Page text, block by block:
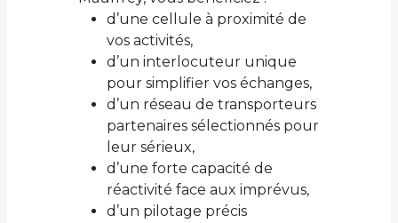
d’une cellule à proximité de
vos activités,
d’un interlocuteur unique
pour simplifier vos échanges,
d’un réseau de transporteurs
partenaires sélectionnés pour
leur sérieux,
d’une forte capacité de
réactivité face aux imprévus,
d’un pilotage précis